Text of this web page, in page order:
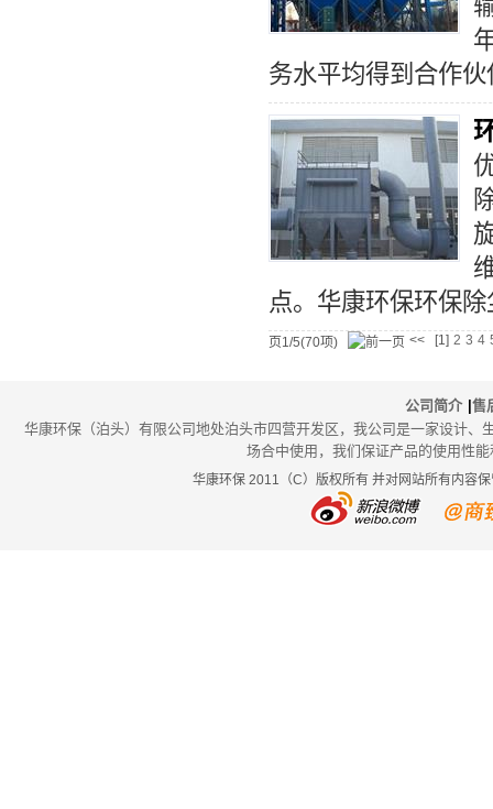
务水平均得到合作
点。华康环保环保除
页1/5(70项) << [1] 2 3 4
公司简介 售
华康环保（泊头）有限公司地处泊头市四营开发区，我公司是一家设计
场合中使用，我们保证产品的使用性
华康环保 2011（C）版权所有 并对网站所有内容